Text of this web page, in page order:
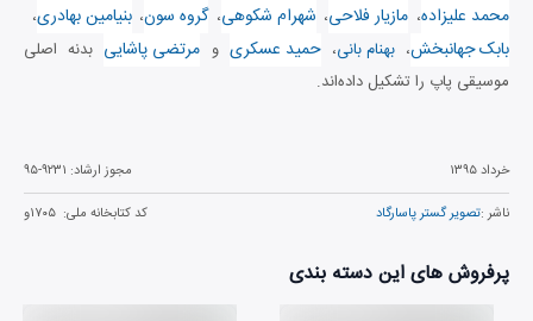
محمد علیزاده، مازیار فلاحی، شهرام شکوهی،گروه سون،بنیامین بهادری،
بابک جهانبخش،بهنام بانی،حمید عسکری و مرتضی پاشایی بدنه اصلی
موسیقی پاپ را تشکیل داده‌اند.
خرداد ۱۳۹۵ مجوز ارشاد: ۹۵-۹۲۳۱
ناشر :تصویر گستر پاسارگاد کد کتابخانه ملی: ۱۷۰۵و
پرفروش های این دسته بندی